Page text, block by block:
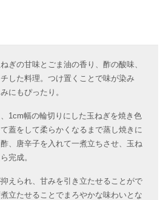
ぎの甘味とごま油の香り、酢の酸味、
した料理。つけ置くことで味が染み
にもぴったり。
1cm幅の輪切りにした玉ねぎを焼き色
蓋をして柔らかくなるまで蒸し焼きに
、唐辛子を入れて一煮立ちさせ、玉ね
完成。
えられ、甘みを引き立たせることがで
立たせることでまろやかな味わいとな